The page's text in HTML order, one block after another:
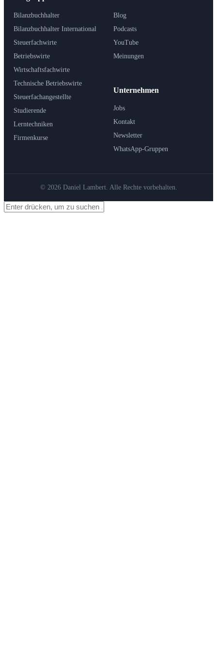
Bilanzbuchhalter
Bilanzbuchhalter International
Steuerfachwirte
Betriebswirte
Wirtschaftsfachwirte
Technische Betriebswirte
Steuerfachangestellte
Studierende
Lerntechniken
Firmenkurse
Blog
Podcasts
YouTube
Meinungen
Unternehmen
Jobs
Kontakt
Newsletter
WhatsApp-Gruppen
© 2026 Daniel Lambert. Alle Rechte vorbehalten.